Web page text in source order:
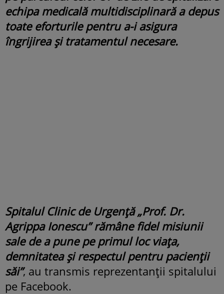
echipa medicală multidisciplinară a depus
toate eforturile pentru a-i asigura
îngrijirea şi tratamentul necesare.
Spitalul Clinic de Urgență „Prof. Dr.
Agrippa Ionescu” rămâne fidel misiunii
sale de a pune pe primul loc viața,
demnitatea și respectul pentru pacienții
săi”, au transmis reprezentanții spitalului
pe Facebook.